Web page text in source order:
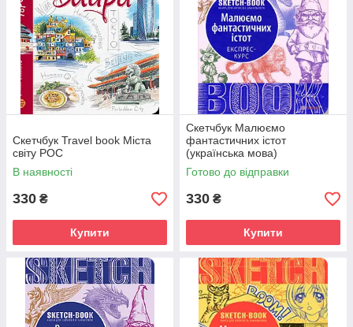
Скетчбук Travel book Міста
світу РОС
В наявності
330 ₴
Купити
Скетчбук Малюємо
фантастичних істот
(українська мова)
Готово до відправки
330 ₴
Купити